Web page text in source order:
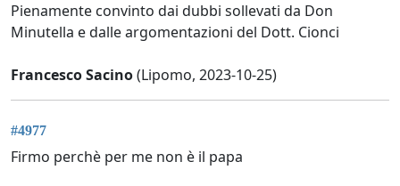
Pienamente convinto dai dubbi sollevati da Don
Minutella e dalle argomentazioni del Dott. Cionci
Francesco Sacino(Lipomo, 2023-10-25)
#4977
Firmo perchè per me non è il papa